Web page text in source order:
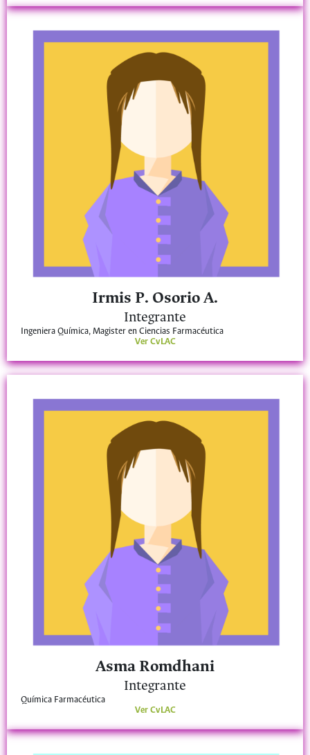
Irmis P. Osorio A.
Integrante
Ingeniera Química, Magister en Ciencias Farmacéutica
Ver CvLAC
Asma Romdhani
Integrante
Química Farmacéutica
Ver CvLAC